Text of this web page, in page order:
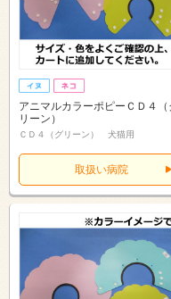
アニマルカラーポピーＣＤ４（
リーン）
ＣＤ４（グリーン） 犬猫用
取扱い病院